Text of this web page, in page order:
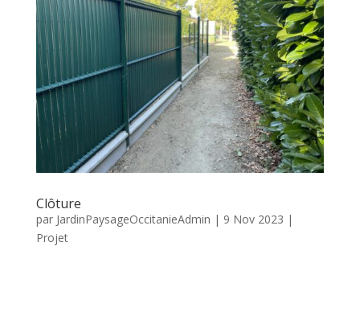
Clôture
par JardinPaysageOccitanieAdmin | 9 Nov 2023 |
Projet